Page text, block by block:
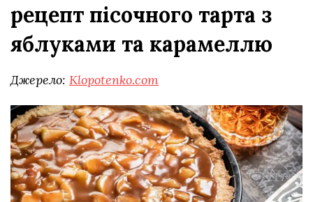
рецепт пісочного тарта з
яблуками та карамеллю
Джерело: Klopotenko.com